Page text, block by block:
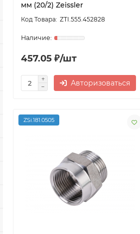
мм (20/2) Zeissler
ZTI.555.452828
457.05 ₽/шт
Авторизоваться
ZSi.181.0505